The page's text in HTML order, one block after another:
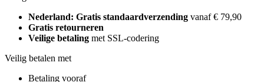
Nederland: Gratis standaardverzending vanaf € 79,90
Gratis retourneren
Veilige betaling met SSL-codering
Veilig betalen met
Betaling vooraf